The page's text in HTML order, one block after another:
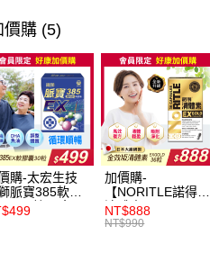
價購 (5)
購-太宏生技
脈寶385軟膠
30粒x1盒
加價購-
【NORITLE諾得】
清體素EX GOLD
膠囊36粒x1盒
NT$888
NT$990